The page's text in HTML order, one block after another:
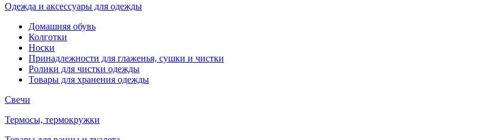
Одежда и аксессуары для одежды
Домашняя обувь
Колготки
Носки
Принадлежности для глаженья, сушки и чистки
Ролики для чистки одежды
Товары для хранения одежды
Свечи
Термосы, термокружки